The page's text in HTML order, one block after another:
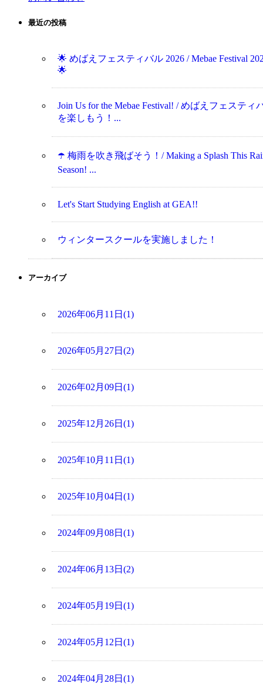
最近の投稿
🌟 めばえフェスティバル 2026 / Mebae Festival
🌟
Join Us for the Mebae Festival! / めばえフェスティ
を楽しもう！...
☂️ 梅雨を吹き飛ばそう！/ Making a Splash This
Season! ...
Let's Start Studying English at GEA!!
ウィンタースクールを実施しました！
アーカイブ
2026年06月11日(1)
2026年05月27日(2)
2026年02月09日(1)
2025年12月26日(1)
2025年10月11日(1)
2025年10月04日(1)
2024年09月08日(1)
2024年06月13日(2)
2024年05月19日(1)
2024年05月12日(1)
2024年04月28日(1)